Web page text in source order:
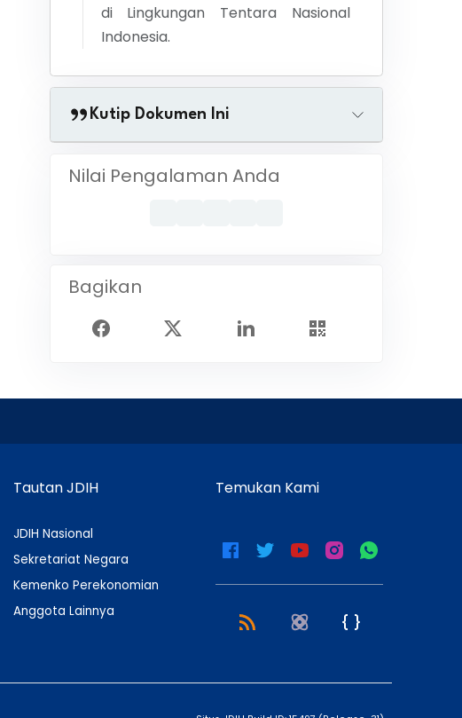
di Lingkungan Tentara Nasional
Indonesia.
Kutip Dokumen Ini
Nilai Pengalaman Anda
Bagikan
Tautan JDIH
JDIH Nasional
Sekretariat Negara
Kemenko Perekonomian
Anggota Lainnya
Temukan Kami